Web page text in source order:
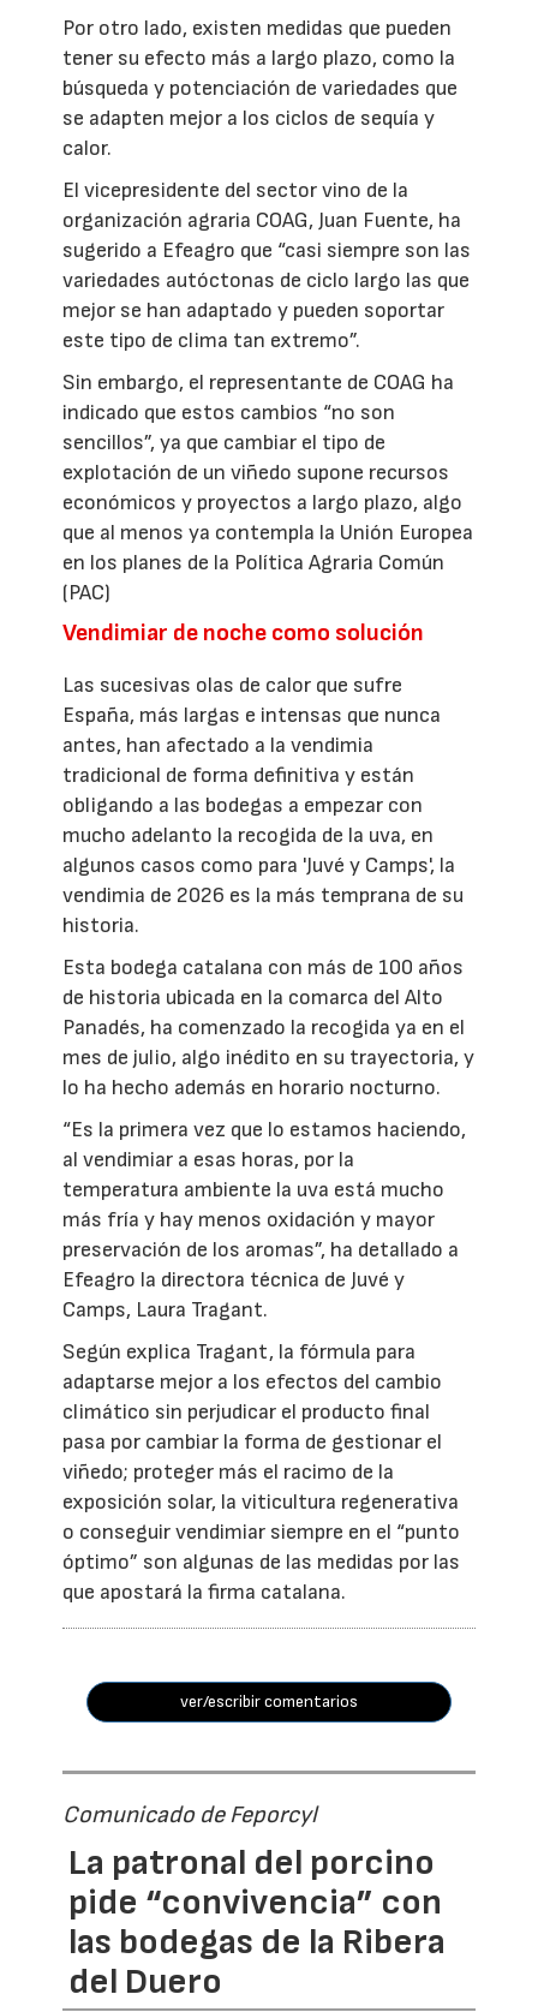
Por otro lado, existen medidas que pueden
tener su efecto más a largo plazo, como la
búsqueda y potenciación de variedades que
se adapten mejor a los ciclos de sequía y
calor.
El vicepresidente del sector vino de la
organización agraria COAG, Juan Fuente, ha
sugerido a Efeagro que “casi siempre son las
variedades autóctonas de ciclo largo las que
mejor se han adaptado y pueden soportar
este tipo de clima tan extremo”.
Sin embargo, el representante de COAG ha
indicado que estos cambios “no son
sencillos”, ya que cambiar el tipo de
explotación de un viñedo supone recursos
económicos y proyectos a largo plazo, algo
que al menos ya contempla la Unión Europea
en los planes de la Política Agraria Común
(PAC)
Vendimiar de noche como solución
Las sucesivas olas de calor que sufre
España, más largas e intensas que nunca
antes, han afectado a la vendimia
tradicional de forma definitiva y están
obligando a las bodegas a empezar con
mucho adelanto la recogida de la uva, en
algunos casos como para 'Juvé y Camps', la
vendimia de 2026 es la más temprana de su
historia.
Esta bodega catalana con más de 100 años
de historia ubicada en la comarca del Alto
Panadés, ha comenzado la recogida ya en el
mes de julio, algo inédito en su trayectoria, y
lo ha hecho además en horario nocturno.
“Es la primera vez que lo estamos haciendo,
al vendimiar a esas horas, por la
temperatura ambiente la uva está mucho
más fría y hay menos oxidación y mayor
preservación de los aromas”, ha detallado a
Efeagro la directora técnica de Juvé y
Camps, Laura Tragant.
Según explica Tragant, la fórmula para
adaptarse mejor a los efectos del cambio
climático sin perjudicar el producto final
pasa por cambiar la forma de gestionar el
viñedo; proteger más el racimo de la
exposición solar, la viticultura regenerativa
o conseguir vendimiar siempre en el “punto
óptimo” son algunas de las medidas por las
que apostará la firma catalana.
ver/escribir comentarios
Comunicado de Feporcyl
La patronal del porcino
pide “convivencia” con
las bodegas de la Ribera
del Duero